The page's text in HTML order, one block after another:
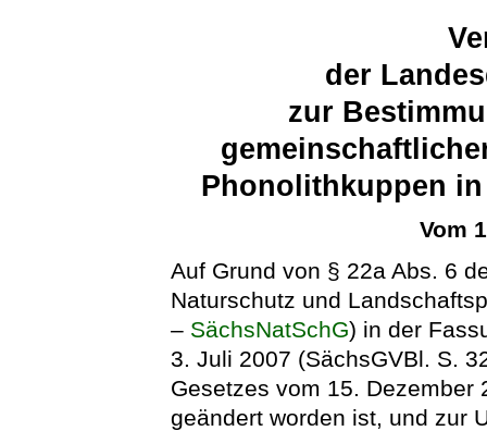
der
zur
Phonolithkuppen
Vom
Auf Grund von § 22a Abs. 6
Naturschutz und
– SächsNatSchG) in der
3. Juli 2007 (SächsGVBl. S.
Gesetzes vom 15. Dezember
geändert worden ist, und zur